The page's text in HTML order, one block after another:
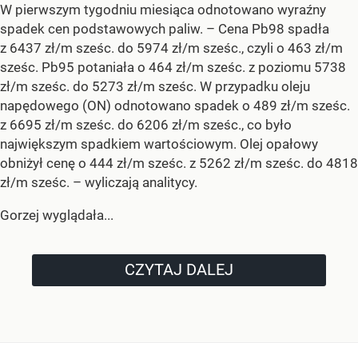
W pierwszym tygodniu miesiąca odnotowano wyraźny
spadek cen podstawowych paliw. – Cena Pb98 spadła
z 6437 zł/m sześc. do 5974 zł/m sześc., czyli o 463 zł/m
sześc. Pb95 potaniała o 464 zł/m sześc. z poziomu 5738
zł/m sześc. do 5273 zł/m sześc. W przypadku oleju
napędowego (ON) odnotowano spadek o 489 zł/m sześc.
z 6695 zł/m sześc. do 6206 zł/m sześc., co było
największym spadkiem wartościowym. Olej opałowy
obniżył cenę o 444 zł/m sześc. z 5262 zł/m sześc. do 4818
zł/m sześc. – wyliczają analitycy.
Gorzej wyglądała...
CZYTAJ DALEJ